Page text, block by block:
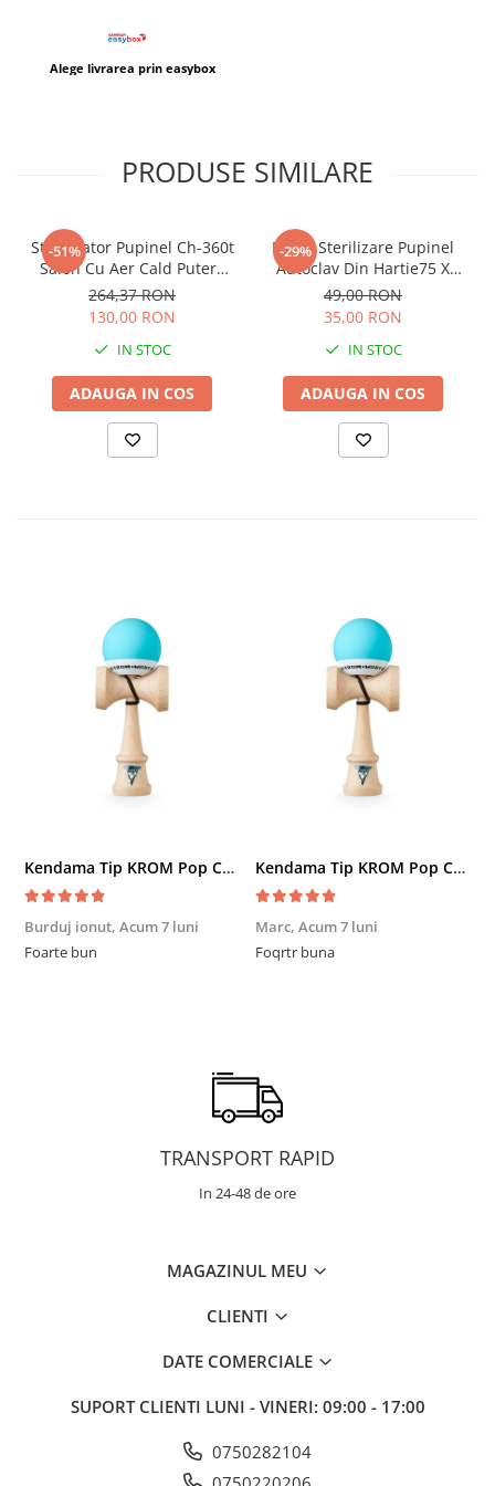
Alege livrarea prin easybox
PRODUSE SIMILARE
-51%
Sterilizator Pupinel Ch-360t
Salon Cu Aer Cald Putere
300w + 10 pungi sterilizare
264,37 RON
130,00 RON
IN STOC
ADAUGA IN COS
-29%
Pungi Sterilizare Pupinel
Autoclav Din Hartie75 X
150mm Set 100 Buc
49,00 RON
35,00 RON
IN STOC
ADAUGA IN COS
Kendama Tip KROM Pop Chrome Pop LOL Clear, Sky Blue
Burduj ionut, Acum 7 luni
Foarte bun
Kendama Tip KROM Pop Chrome Pop LOL Clear, Sky Blue
Marc, Acum 7 luni
Foqrtr buna
TRANSPORT RAPID
In 24-48 de ore
MAGAZINUL MEU
CLIENTI
DATE COMERCIALE
SUPORT CLIENTI LUNI - VINERI: 09:00 - 17:00
0750282104